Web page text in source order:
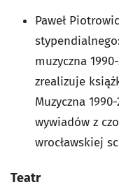
Paweł
muzyczna
zrealizuje
Muzyczna
wywiadów z
wrocławskiej
Teatr